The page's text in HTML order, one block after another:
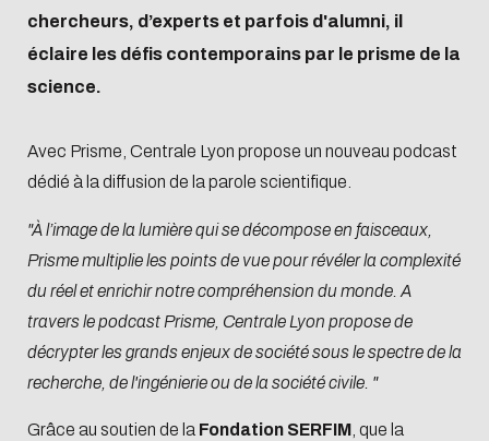
chercheurs, d’experts et parfois d'alumni, il
éclaire les défis contemporains par le prisme de la
science.
Avec Prisme, Centrale Lyon propose un nouveau podcast
dédié à la diffusion de la parole scientifique.
"À l’image de la lumière qui se décompose en faisceaux,
Prisme multiplie les points de vue pour révéler la complexité
du réel et enrichir notre compréhension du monde. A
travers le podcast Prisme, Centrale Lyon propose de
décrypter les grands enjeux de société sous le spectre de la
recherche, de l'ingénierie ou de la société civile. "
Grâce au soutien de la Fondation SERFIM , que la